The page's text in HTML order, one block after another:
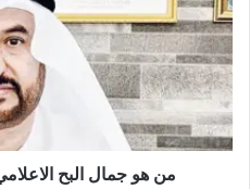
من هو جمال البح